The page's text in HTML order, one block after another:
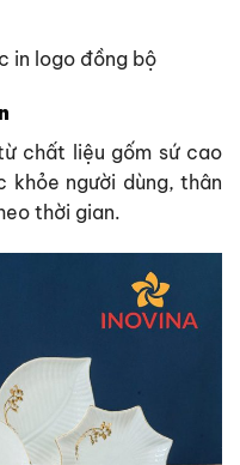
in logo đồng bộ
chất liệu gốm sứ cao
khỏe người dùng, thân
thời gian.